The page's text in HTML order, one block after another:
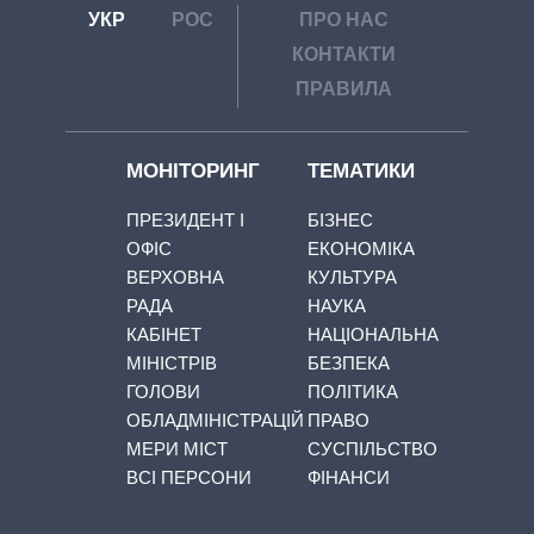
УКР РОС
ПРО НАС
КОНТАКТИ
ПРАВИЛА
МОНІТОРИНГ
ПРЕЗИДЕНТ І
ОФІС
ВЕРХОВНА
РАДА
КАБІНЕТ
МІНІСТРІВ
ГОЛОВИ
ОБЛАДМІНІСТРАЦІЙ
МЕРИ МІСТ
ВСІ ПЕРСОНИ
ТЕМАТИКИ
БІЗНЕС
ЕКОНОМІКА
КУЛЬТУРА
НАУКА
НАЦІОНАЛЬНА
БЕЗПЕКА
ПОЛІТИКА
ПРАВО
СУСПІЛЬСТВО
ФІНАНСИ